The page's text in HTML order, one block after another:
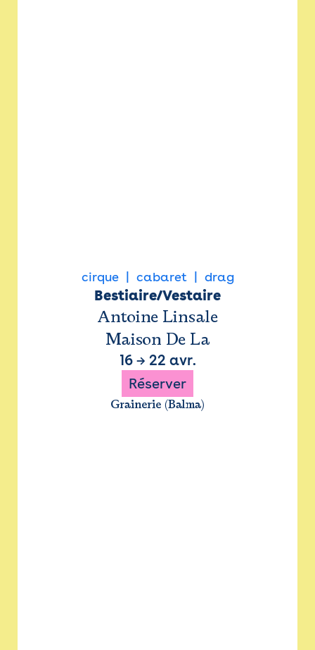
cirque cabaret drag
Bestiaire/Vestaire
Antoine Linsale
Maison De La
16→ 22 avr.
Réserver
Grainerie (Balma)